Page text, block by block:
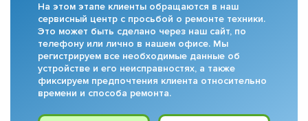
На этом этапе клиенты обращаются в наш
сервисный центр с просьбой о ремонте техники.
Это может быть сделано через наш сайт, по
телефону или лично в нашем офисе. Мы
регистрируем все необходимые данные об
устройстве и его неисправностях, а также
фиксируем предпочтения клиента относительно
времени и способа ремонта.